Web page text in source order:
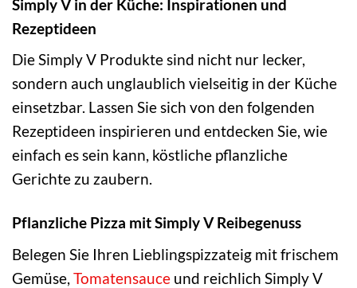
Simply V in der Küche: Inspirationen und
Rezeptideen
Die Simply V Produkte sind nicht nur lecker,
sondern auch unglaublich vielseitig in der Küche
einsetzbar. Lassen Sie sich von den folgenden
Rezeptideen inspirieren und entdecken Sie, wie
einfach es sein kann, köstliche pflanzliche
Gerichte zu zaubern.
Pflanzliche Pizza mit Simply V Reibegenuss
Belegen Sie Ihren Lieblingspizzateig mit frischem
Gemüse, Tomatensauce und reichlich Simply V